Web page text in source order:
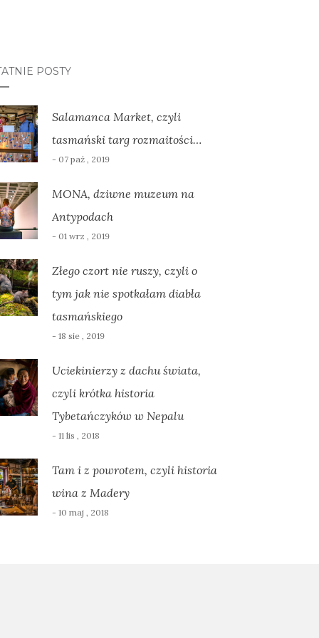
POSTY
Salamanca Market, czyli
tasmański targ rozmaitości…
- 07 paź , 2019
MONA, dziwne muzeum na
Antypodach
- 01 wrz , 2019
Złego czort nie ruszy, czyli o
tym jak nie spotkałam diabła
tasmańskiego
- 18 sie , 2019
Uciekinierzy z dachu świata,
czyli krótka historia
Tybetańczyków w Nepalu
- 11 lis , 2018
Tam i z powrotem, czyli historia
wina z Madery
- 10 maj , 2018